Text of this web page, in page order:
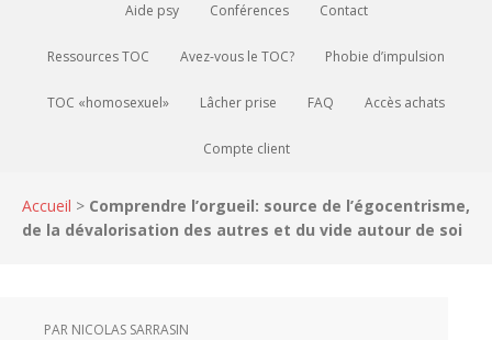
Aide psy Conférences Contact
Ressources TOC Avez-vous le TOC? Phobie d’impulsion
TOC «homosexuel» Lâcher prise FAQ Accès achats
Compte client
Accueil > Comprendre l’orgueil: source de l’égocentrisme,
de la dévalorisation des autres et du vide autour de soi
PAR NICOLAS SARRASIN